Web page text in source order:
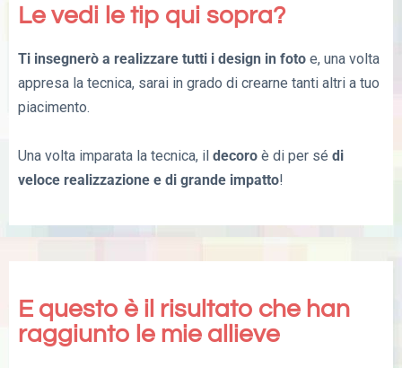
Le vedi le tip qui sopra?
Ti insegnerò a realizzare tutti i design in foto e, una volta
appresa la tecnica, sarai in grado di crearne tanti altri a tuo
piacimento.
Una volta imparata la tecnica, il decoro è di per sé di
veloce realizzazione e di grande impatto!
E questo è il risultato che han
raggiunto le mie allieve